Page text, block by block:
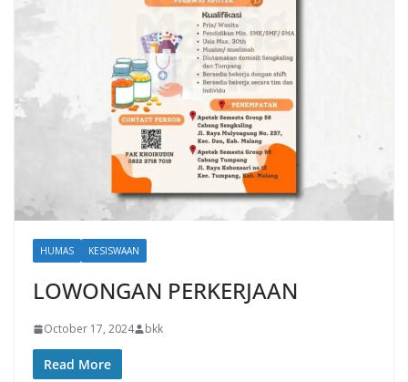
HUMAS KESISWAAN
LOWONGAN PERKERJAAN
October 17, 2024 bkk
Read More